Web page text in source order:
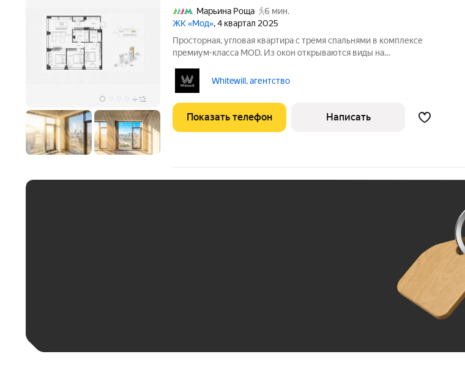
+ 12
Марьина Роща
6 мин.
ЖК «Мод», 4 квартал 2025
Просторная, угловая квартира с тремя спальнями в комплексе
премиум-класса MOD. Из окон открываются виды на
box площадью 89 м расположена на двадцать седьмом этаже в
корпусе семь Dreiser.
Whitewill, агентство
Показать телефон Написать